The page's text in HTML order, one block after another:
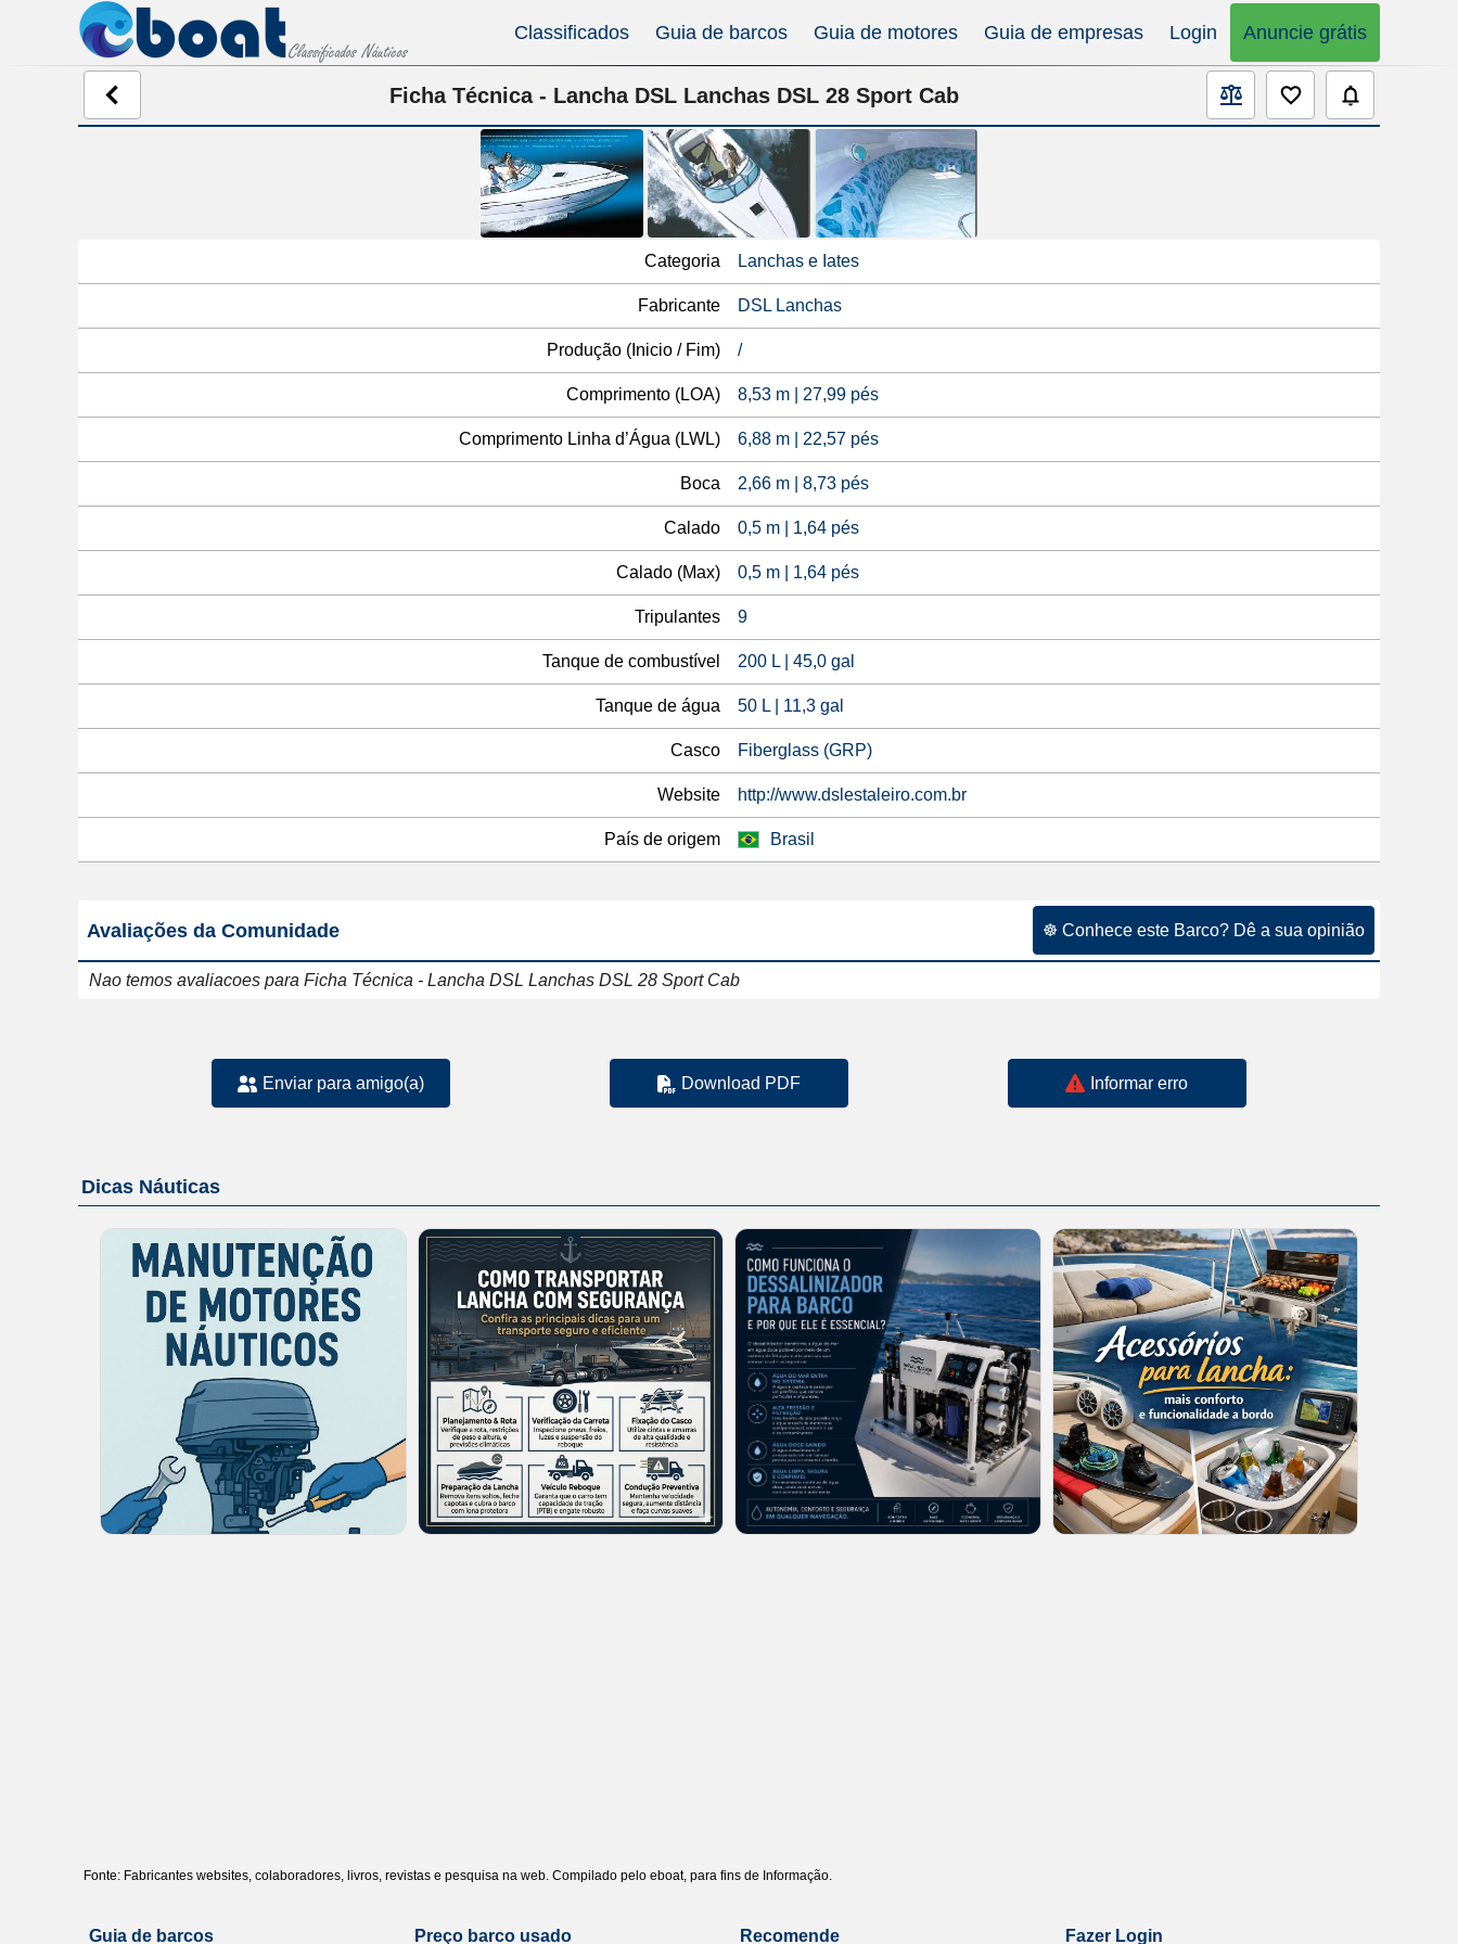
Classificados Guia de barcos Guia de motores Guia de empresas Login Anuncie grátis
Ficha Técnica - Lancha DSL Lanchas DSL 28 Sport Cab
Categoria Lanchas e Iates
Fabricante DSL Lanchas
Produção (Inicio / Fim) /
Comprimento (LOA) 8,53 m | 27,99 pés
Comprimento Linha d’Água (LWL) 6,88 m | 22,57 pés
Boca 2,66 m | 8,73 pés
Calado 0,5 m | 1,64 pés
Calado (Max) 0,5 m | 1,64 pés
Tripulantes 9
Tanque de combustível 200 L | 45,0 gal
Tanque de água 50 L | 11,3 gal
Casco Fiberglass (GRP)
Website http://www.dslestaleiro.com.br
País de origem Brasil
Avaliações da Comunidade ☸ Conhece este Barco? Dê a sua opinião
Nao temos avaliacoes para Ficha Técnica - Lancha DSL Lanchas DSL 28 Sport Cab
Enviar para amigo(a) Download PDF Informar erro
Dicas Náuticas
Fonte: Fabricantes websites, colaboradores, livros, revistas e pesquisa na web. Compilado pelo eboat, para fins de Informação.
Guia de barcos Preço barco usado Recomende Fazer Login